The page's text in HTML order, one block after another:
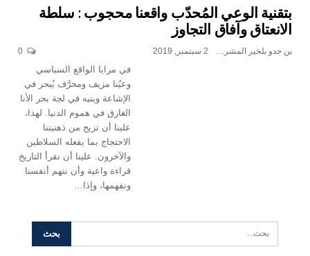
بتقنية الوعي المُحدّب واقعنا محجوب : سلطة
الانعتاق وآفاق التجاوز
بن جدو بلخير المشرف العام 2 سبتمبر, 2019
في مرايا الواقع السياسي
وعيُنا مزيف ومحرَّف يُبحر في
الإشاعة ويتيه في لجة بحر الأنا
الغارق في هموم الدنيا. لهذا،
علينا أن تزيح من ذهنيتنا
الاحتجاج بما يفعله السلاطين
والآخرون. علينا أن نقرأ التاريخ
قراءة واعية وأن نتهم أنفسنا
ونفهمها، وإذا…